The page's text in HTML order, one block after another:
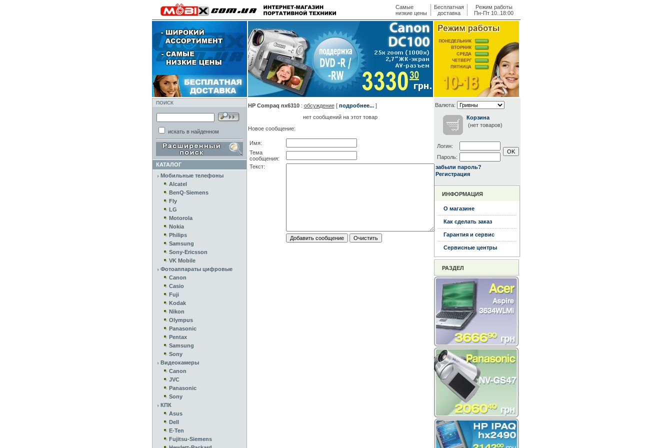
Самые
низкие цены
Бесплатная
доставка
Режим работы
Пн-Пт 10..18:00
ПОИСК
искать в найденном
КАТАЛОГ
Мобильные телефоны
Alcatel
BenQ-Siemens
Fly
LG
Motorola
Nokia
Philips
Samsung
Sony-Ericsson
VK Mobile
Фотоаппараты цифровые
Canon
Casio
Fuji
Kodak
Nikon
Olympus
Panasonic
Pentax
Samsung
Sony
Видеокамеры
Canon
JVC
Panasonic
Sony
КПК
Asus
Dell
E-Ten
Fujitsu-Siemens
HP Compaq nx6310: обсуждение[ подробнее...]
нет сообщений на этот товар
Новое сообщение:
Имя:
Тема
сообщения:
Текст:
Валюта:
Корзина
(нет товаров)
Логин:
Пароль:
забыли пароль?
Регистрация
ИНФОРМАЦИЯ
О магазине
Как сделать заказ
Гарантия и сервис
Сервисные центры
РАЗДЕЛ